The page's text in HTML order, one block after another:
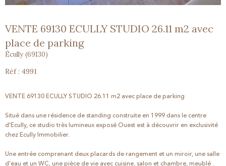
VENTE 69130 ECULLY STUDIO 26.11 m2 avec
place de parking
Écully (69130)
Réf : 4991
VENTE 69130 ECULLY STUDIO 26.11 m2 avec place de parking
Situé dans une résidence de standing construite en 1999 dans le centre
d'Ecully, ce studio très lumineux exposé Ouest est à découvrir en exclusivité
chez Ecully Immobilier.
Une entrée comprenant deux placards de rangement et un miroir, une salle
d'eau et un WC, une pièce de vie avec cuisine, salon et chambre, meublé .